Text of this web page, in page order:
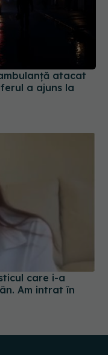
atacat
a ajuns la
care i-a
Am intrat în